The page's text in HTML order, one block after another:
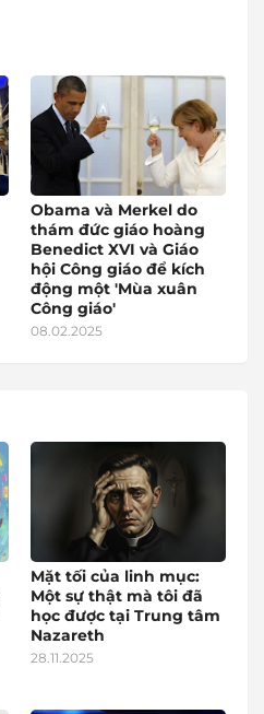
Obama và Merkel do
thám đức giáo hoàng
Benedict XVI và Giáo
hội Công giáo để kích
động một 'Mùa xuân
Công giáo'
08.02.2025
Mặt tối của linh mục:
Một sự thật mà tôi đã
học được tại Trung tâm
Nazareth
28.11.2025